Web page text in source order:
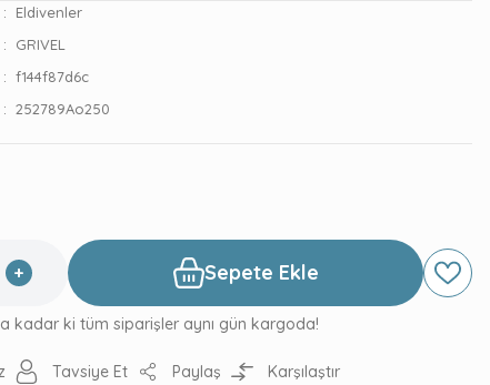
Eldivenler
GRIVEL
f144f87d6c
252789Ao250
Sepete Ekle
kadar ki tüm siparişler aynı gün kargoda!
Tavsiye Et Paylaş Karşılaştır